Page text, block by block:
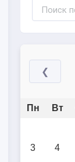
❮
Пн Вт
3
4